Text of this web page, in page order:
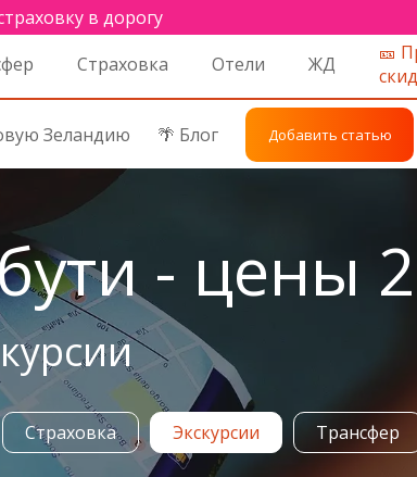
в дорогу
Страховка Отели ЖД
🎫
Зеландию 🌴 Блог Добавить статью
- цены
Страховка Экскурсии Трансфер